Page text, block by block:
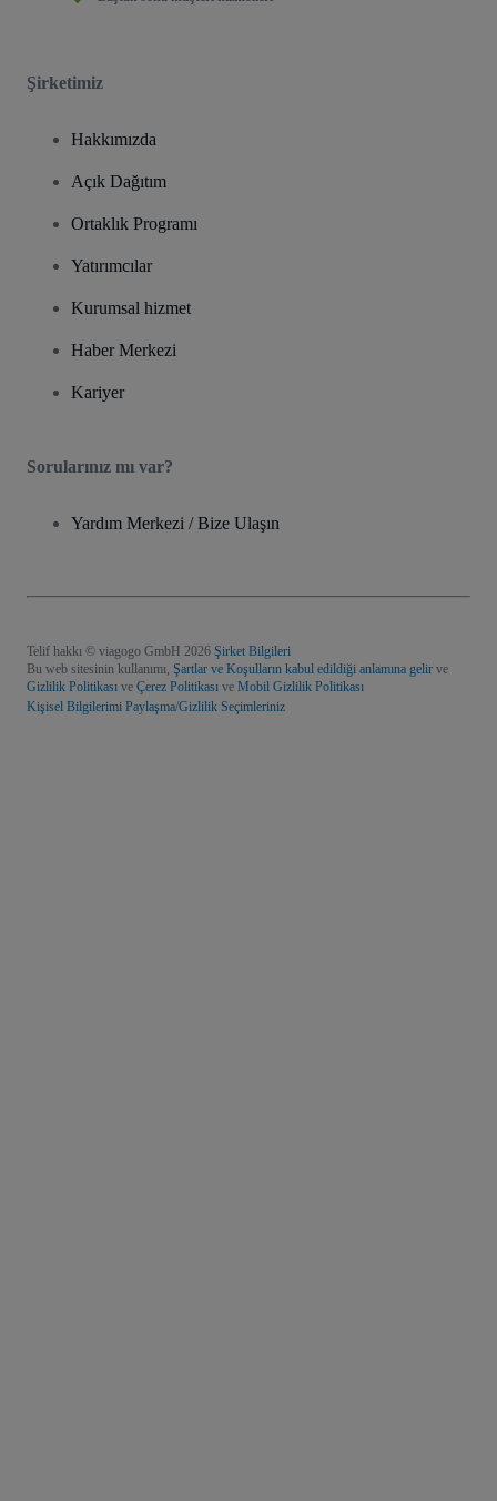
Şirketimiz
Hakkımızda
Açık Dağıtım
Ortaklık Programı
Yatırımcılar
Kurumsal hizmet
Haber Merkezi
Kariyer
Sorularınız mı var?
Yardım Merkezi / Bize Ulaşın
Telif hakkı © viagogo GmbH 2026 Şirket Bilgileri
Bu web sitesinin kullanımı, Şartlar ve Koşulların kabul edildiği anlamına gelir ve
Gizlilik Politikası ve Çerez Politikası ve Mobil Gizlilik Politikası
Kişisel Bilgilerimi Paylaşma/Gizlilik Seçimleriniz